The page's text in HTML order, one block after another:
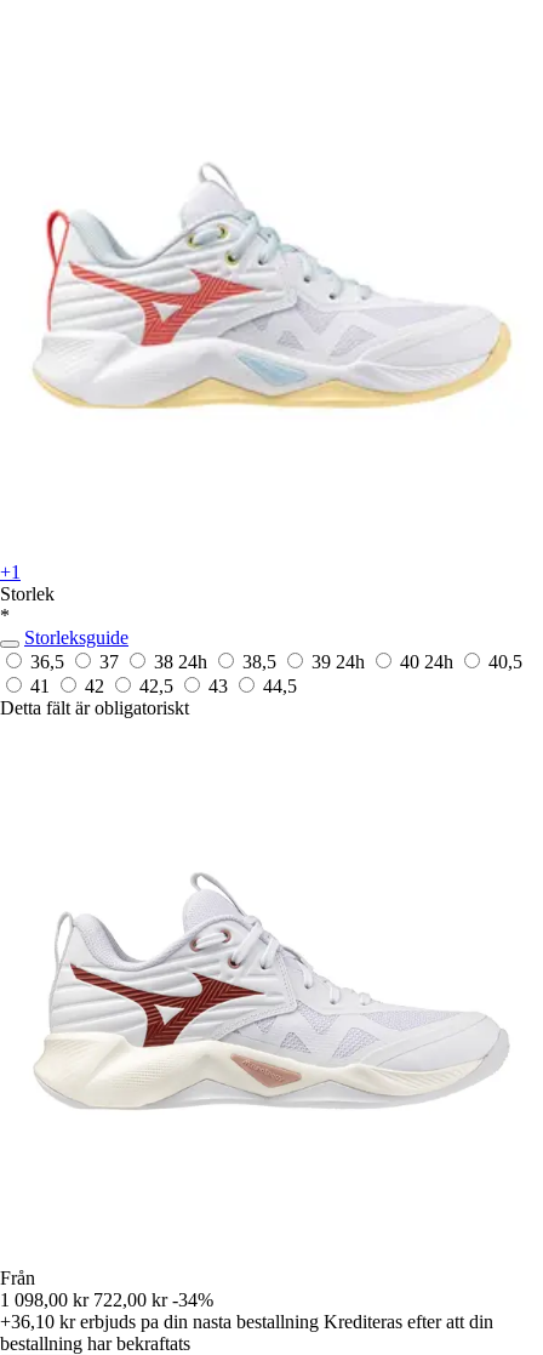
+1
Storlek
*
Storleksguide
36,5
37 38 24h 38,5 39 24h 40 24h
40,5
41
42 42,5 43
44,5
Detta fält är obligatoriskt
Från
1 098,00 kr 722,00 kr -34%
+36,10 krerbjuds pa din nasta bestallning Krediteras efter att din
bestallning har bekraftats